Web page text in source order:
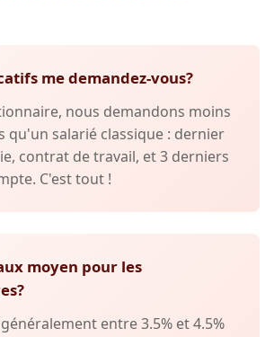
me demandez-vous?
nous demandons moins
qu'un salarié classique : dernier
contrat de travail, et 3 derniers
C'est tout !
moyen pour les
entre 3.5% et 4.5%